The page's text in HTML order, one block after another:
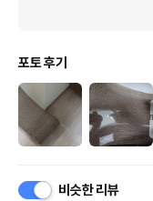
포토 후기
비슷한 리뷰